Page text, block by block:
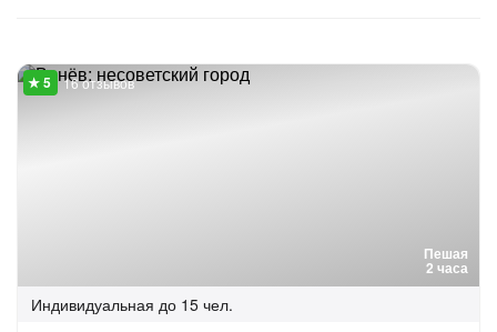
Пешая
2 часа
16 отзывов
Индивидуальная до 15 чел.